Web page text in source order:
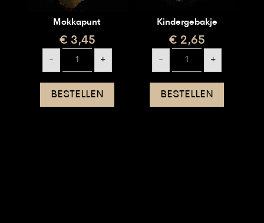
Mokkapunt
€ 3,45
-
aantal
+
BESTELLEN
Kindergebakje
€ 2,65
-
aantal
+
BESTELLEN